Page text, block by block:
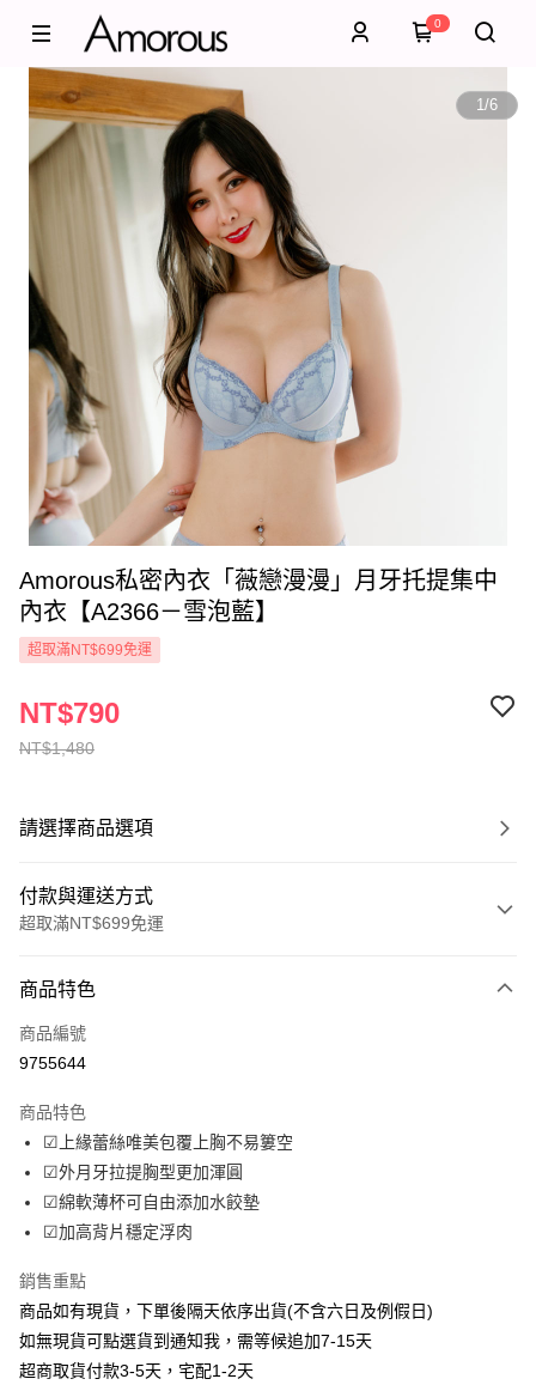
0
1/6
Amorous私密內衣「薇戀漫漫」月牙托提集中
內衣【A2366－雪泡藍】
超取滿NT$699免運
NT$1,480
NT$790
請選擇商品選項
付款與運送方式
超取滿NT$699免運
信用卡一次付款
超商取貨付款
Apple Pay
街口支付
ATM付款
運送方式
全家取貨付款
每筆NT$70，滿NT$699(含以上)免運費
商品特色
商品編號
9755644
商品特色
☑上緣蕾絲唯美包覆上胸不易簍空
☑外月牙拉提胸型更加渾圓
☑綿軟薄杯可自由添加水餃墊
☑加高背片穩定浮肉
銷售重點
商品如有現貨，下單後隔天依序出貨(不含六日及例假日)
如無現貨可點選貨到通知我，需等候追加7-15天
超商取貨付款3-5天，宅配1-2天